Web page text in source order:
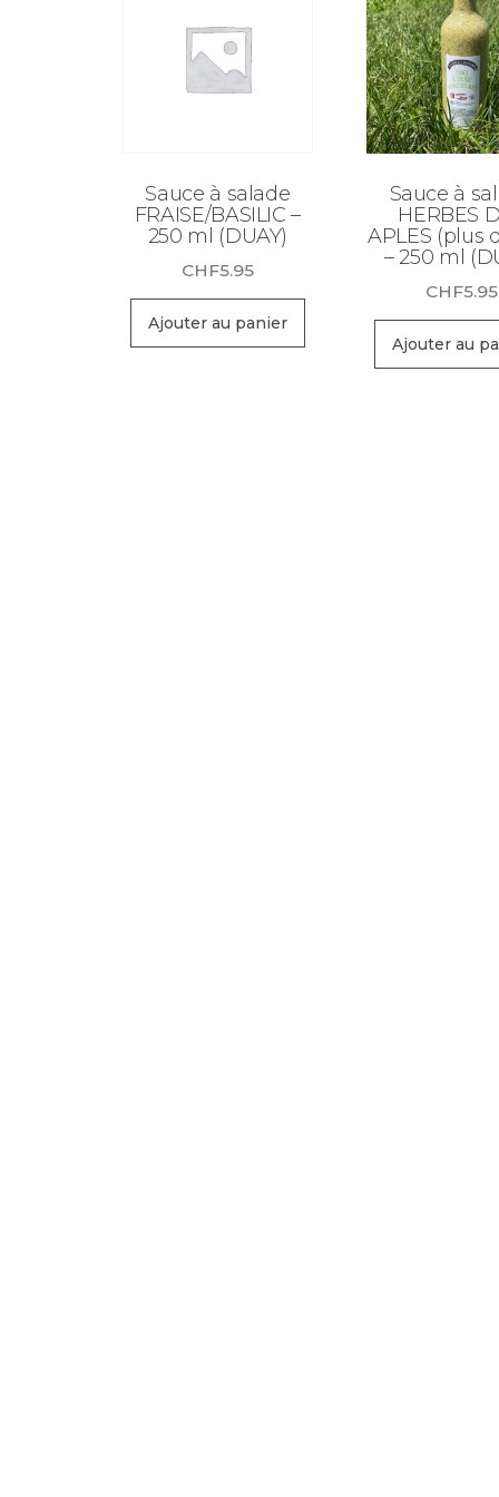
Sauce à salade
FRAISE/BASILIC –
250 ml (DUAY)
CHF5.95
Ajouter au panier
Sauce à
HERBES
APLES (plus
– 250 ml
CHF5.95
Ajouter au